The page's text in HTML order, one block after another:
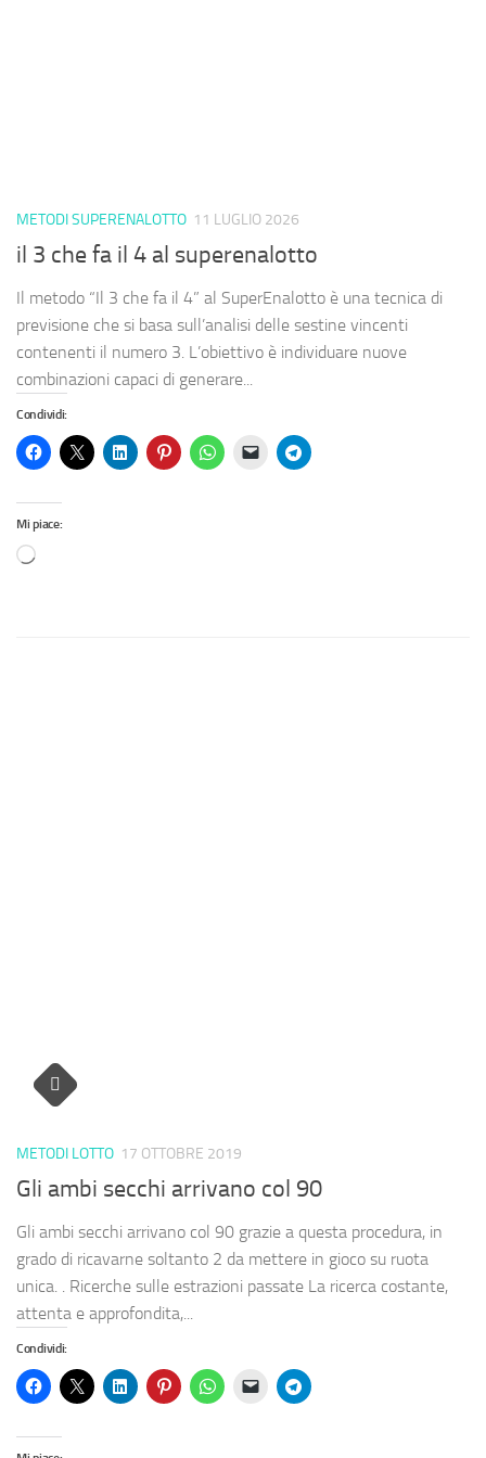
METODI SUPERENALOTTO 11 LUGLIO 2026
il 3 che fa il 4 al superenalotto
Il metodo “Il 3 che fa il 4” al SuperEnalotto è una tecnica di
previsione che si basa sull’analisi delle sestine vincenti
contenenti il numero 3. L’obiettivo è individuare nuove
combinazioni capaci di generare...
Condividi:
Mi piace:
METODI LOTTO 17 OTTOBRE 2019
Gli ambi secchi arrivano col 90
Gli ambi secchi arrivano col 90 grazie a questa procedura, in
grado di ricavarne soltanto 2 da mettere in gioco su ruota
unica. . Ricerche sulle estrazioni passate La ricerca costante,
attenta e approfondita,...
Condividi: